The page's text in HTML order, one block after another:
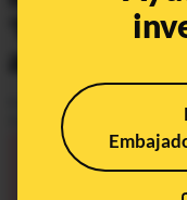
‘buscado
agresión
Publicado el
Actualizado el
May 24, 2021,